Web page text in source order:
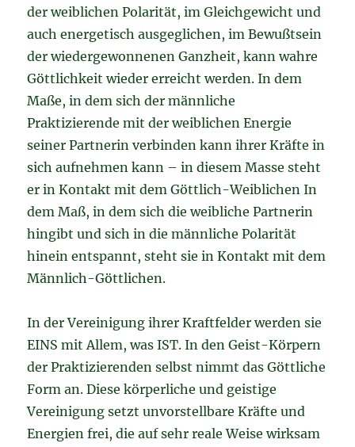
der weiblichen Polarität, im Gleichgewicht und
auch energetisch ausgeglichen, im Bewußtsein
der wiedergewonnenen Ganzheit, kann wahre
Göttlichkeit wieder erreicht werden. In dem
Maße, in dem sich der männliche
Praktizierende mit der weiblichen Energie
seiner Partnerin verbinden kann ihrer Kräfte in
sich aufnehmen kann – in diesem Masse steht
er in Kontakt mit dem Göttlich-Weiblichen In
dem Maß, in dem sich die weibliche Partnerin
hingibt und sich in die männliche Polarität
hinein entspannt, steht sie in Kontakt mit dem
Männlich-Göttlichen.
In der Vereinigung ihrer Kraftfelder werden sie
EINS mit Allem, was IST. In den Geist-Körpern
der Praktizierenden selbst nimmt das Göttliche
Form an. Diese körperliche und geistige
Vereinigung setzt unvorstellbare Kräfte und
Energien frei, die auf sehr reale Weise wirksam